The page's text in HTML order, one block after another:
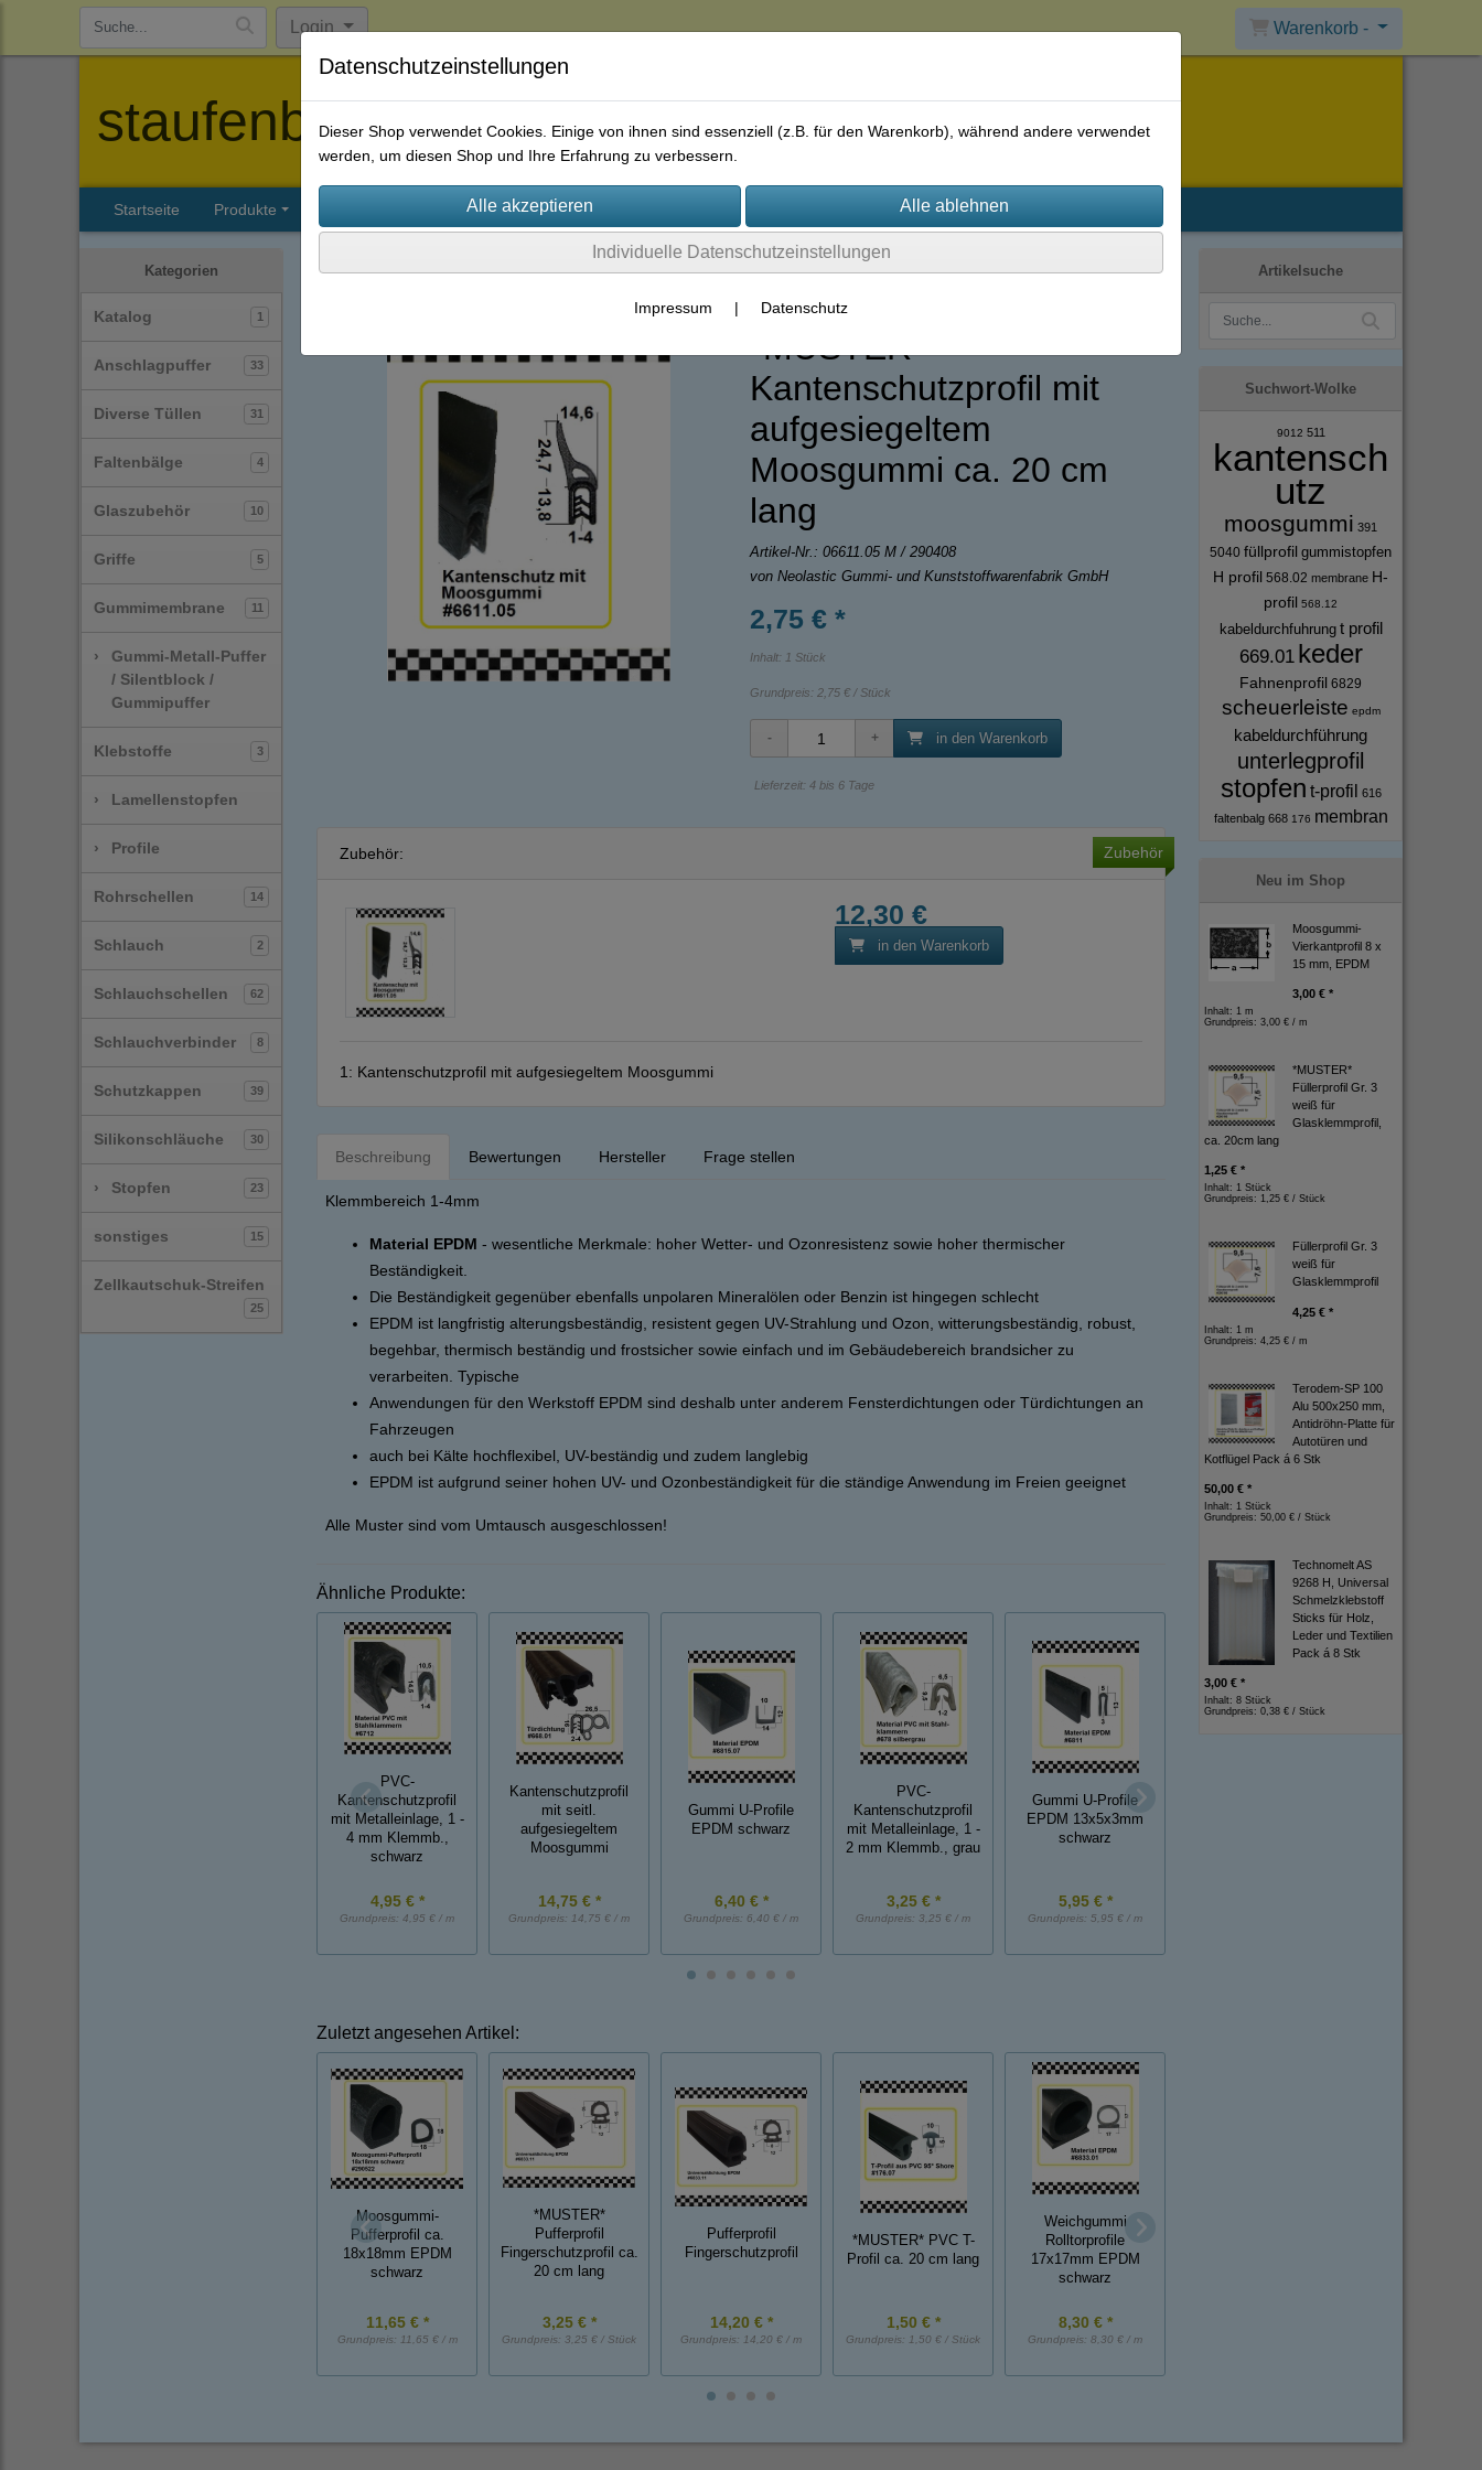
Login Warenkorb -
staufenbiel-berlin
Startseite Produkte Firmenhistorie AGB
Kategorien
Katalog 1
Anschlagpuffer 33
Diverse Tüllen 31
Faltenbälge 4
Glaszubehör 10
Griffe 5
Gummimembrane 11
›
Gummi-Metall-Puffer
/ Silentblock /
Gummipuffer
Klebstoffe 3
› Lamellenstopfen
› Profile
Rohrschellen 14
Schlauch 2
Schlauchschellen 62
Schlauchverbinder 8
Schutzkappen 39
Silikonschläuche 30
› Stopfen 23
sonstiges 15
Zellkautschuk-Streifen
25
*MUSTER*
Kantenschutzprofil mit
aufgesiegeltem
Moosgummi ca. 20 cm
lang
Artikel-Nr.: 06611.05 M / 290408
von Neolastic Gummi- und Kunststoffwarenfabrik GmbH
2,75 € *
Inhalt: 1 Stück
Grundpreis: 2,75 € / Stück
in den Warenkorb
Lieferzeit: 4 bis 6 Tage
Zubehör: Zubehör
12,30 €
in den Warenkorb
1: Kantenschutzprofil mit aufgesiegeltem Moosgummi
Beschreibung Bewertungen Hersteller Frage stellen
Klemmbereich 1-4mm
Material EPDM - wesentliche Merkmale: hoher Wetter- und Ozonresistenz sowie hoher thermischer
Beständigkeit.
Die Beständigkeit gegenüber ebenfalls unpolaren Mineralölen oder Benzin ist hingegen schlecht
EPDM ist langfristig alterungsbeständig, resistent gegen UV-Strahlung und Ozon, witterungsbeständig, robust,
begehbar, thermisch beständig und frostsicher sowie einfach und im Gebäudebereich brandsicher zu
verarbeiten. Typische
Anwendungen für den Werkstoff EPDM sind deshalb unter anderem Fensterdichtungen oder Türdichtungen an
Fahrzeugen
auch bei Kälte hochflexibel, UV-beständig und zudem langlebig
EPDM ist aufgrund seiner hohen UV- und Ozonbeständigkeit für die ständige Anwendung im Freien geeignet
Alle Muster sind vom Umtausch ausgeschlossen!
Ähnliche Produkte:
PVC-
Kantenschutzprofil
mit Metalleinlage, 1 -
4 mm Klemmb.,
schwarz
4,95 € *
Grundpreis: 4,95 € / m
Kantenschutzprofil
mit seitl.
aufgesiegeltem
Moosgummi
14,75 € *
Grundpreis: 14,75 € / m
Gummi U-Profile
EPDM schwarz
6,40 € *
Grundpreis: 6,40 € / m
PVC-
Kantenschutzprofil
mit Metalleinlage, 1 -
2 mm Klemmb., grau
3,25 € *
Grundpreis: 3,25 € / m
Gummi U-Profile
EPDM 13x5x3mm
schwarz
5,95 € *
Grundpreis: 5,95 € / m
Zuletzt angesehen Artikel:
Moosgummi-
Pufferprofil ca.
18x18mm EPDM
schwarz
11,65 € *
Grundpreis: 11,65 € / m
*MUSTER*
Pufferprofil
Fingerschutzprofil ca.
20 cm lang
3,25 € *
Grundpreis: 3,25 € / Stück
Pufferprofil
Fingerschutzprofil
14,20 € *
Grundpreis: 14,20 € / m
*MUSTER* PVC T-
Profil ca. 20 cm lang
1,50 € *
Grundpreis: 1,50 € / Stück
Weichgummi
Rolltorprofile
17x17mm EPDM
schwarz
8,30 € *
Grundpreis: 8,30 € / m
Artikelsuche
Suchwort-Wolke
9012 511
kantensch
utz
moosgummi 391
5040 füllprofil gummistopfen
H profil 568.02 membrane H-
profil 568.12
kabeldurchfuhrung t profil
669.01 keder
Fahnenprofil 6829
scheuerleiste epdm
kabeldurchführung
unterlegprofil
stopfen t-profil
616
faltenbalg 668 176 membran
Neu im Shop
Moosgummi-
Vierkantprofil 8 x
15 mm, EPDM
3,00 € *
Inhalt: 1 m
Grundpreis: 3,00 € / m
*MUSTER*
Füllerprofil Gr. 3
weiß für
Glasklemmprofil,
ca. 20cm lang
1,25 € *
Inhalt: 1 Stück
Grundpreis: 1,25 € / Stück
Füllerprofil Gr. 3
weiß für
Glasklemmprofil
4,25 € *
Inhalt: 1 m
Grundpreis: 4,25 € / m
Terodem-SP 100
Alu 500x250 mm,
Antidröhn-Platte für
Autotüren und
Kotflügel Pack á 6 Stk
50,00 € *
Inhalt: 1 Stück
Grundpreis: 50,00 € / Stück
Technomelt AS
9268 H, Universal
Schmelzklebstoff
Sticks für Holz,
Leder und Textilien
Pack á 8 Stk
3,00 € *
Inhalt: 8 Stück
Grundpreis: 0,38 € / Stück
Datenschutzeinstellungen
Dieser Shop verwendet Cookies. Einige von ihnen sind essenziell (z.B. für den Warenkorb), während andere verwendet
werden, um diesen Shop und Ihre Erfahrung zu verbessern.
Individuelle Datenschutzeinstellungen
Impressum | Datenschutz